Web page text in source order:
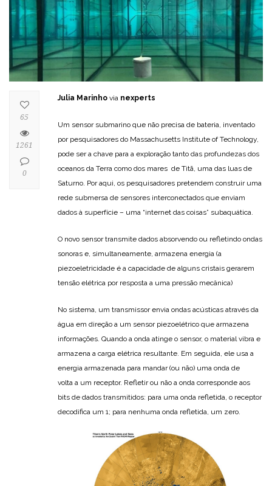
Julia Marinho via nexperts
Um sensor submarino que não precisa de bateria, inventado
por pesquisadores do Massachusetts Institute of Technology,
pode ser a chave para a exploração tanto das profundezas dos
oceanos da Terra como dos mares de Titã, uma das luas de
Saturno. Por aqui, os pesquisadores pretendem construir uma
rede submersa de sensores interconectados que enviam
dados à superfície – uma “internet das coisas” subaquática.
O novo sensor transmite dados absorvendo ou refletindo ondas
sonoras e, simultaneamente, armazena energia (a
piezoeletricidade é a capacidade de alguns cristais gerarem
tensão elétrica por resposta a uma pressão mecânica)
No sistema, um transmissor envia ondas acústicas através da
água em direção a um sensor piezoelétrico que armazena
informações. Quando a onda atinge o sensor, o material vibra e
armazena a carga elétrica resultante. Em seguida, ele usa a
energia armazenada para mandar (ou não) uma onda de
volta a um receptor. Refletir ou não a onda corresponde aos
bits de dados transmitidos: para uma onda refletida, o receptor
decodifica um 1; para nenhuma onda refletida, um zero.
65
1261
0